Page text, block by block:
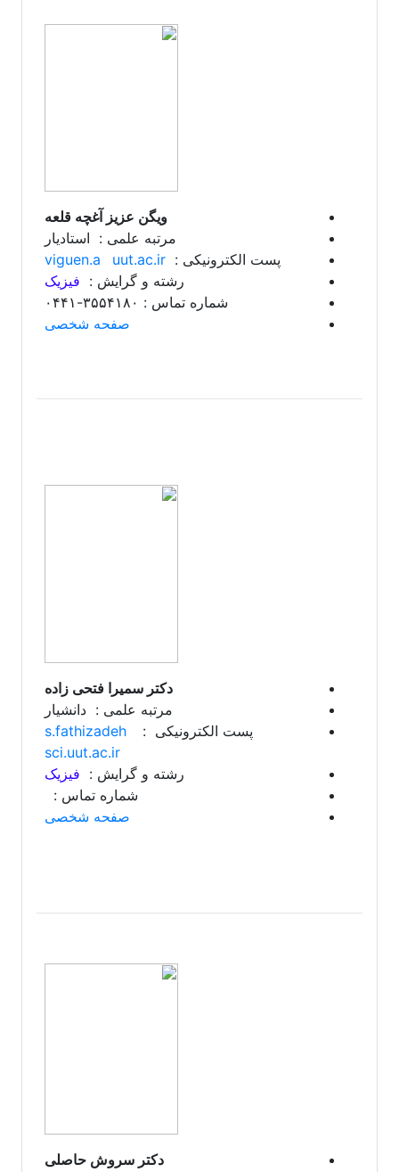
ویگن عزیز آغچه قلعه
مرتبه علمی : استادیار
پست الکترونیکی :
viguen.a
uut.ac.ir
رشته و گرایش : فیزیک
شماره تماس : ۳۵۵۴۱۸۰-۰۴۴۱
صفحه شخصی
دکتر سمیرا فتحی زاده
مرتبه علمی : دانشیار
پست الکترونیکی :
s.fathizadeh
sci.uut.ac.ir
رشته و گرایش : فیزیک
شماره تماس :
صفحه شخصی
دکتر سروش حاصلی